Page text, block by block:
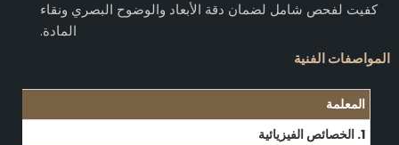
كفيت لفحص شامل لضمان دقة الأبعاد والوضوح البصري ونقاء
المادة.
المواصفات الفنية
المعلمة
1. الخصائص الفيزيائية